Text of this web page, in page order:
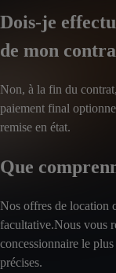
Dois-je
de mon
Non, à la fin du
paiement final
remise en état.
Que
Nos offres de location
facultative.Nous vous
concessionnaire le
précises.